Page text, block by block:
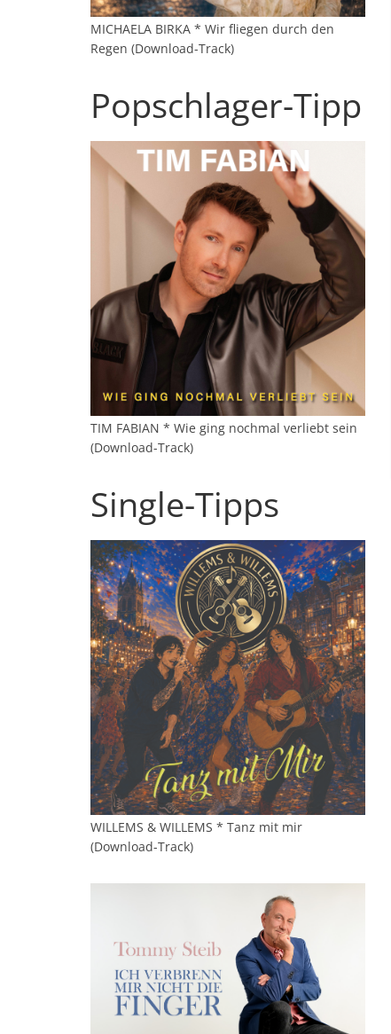
MICHAELA BIRKA * Wir fliegen durch den
Regen (Download-Track)
Popschlager-Tipp
TIM FABIAN * Wie ging nochmal verliebt sein
(Download-Track)
Single-Tipps
WILLEMS & WILLEMS * Tanz mit mir
(Download-Track)